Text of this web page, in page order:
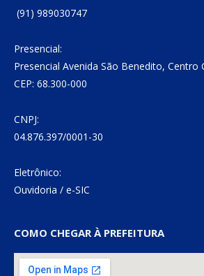
(91) 989030747
Presencial:
Presencial Avenida São Benedito, Centro
CEP: 68.300-000
CNPJ:
04.876.397/0001-30
Eletrônico:
Ouvidoria / e-SIC
COMO CHEGAR À PREFEITURA